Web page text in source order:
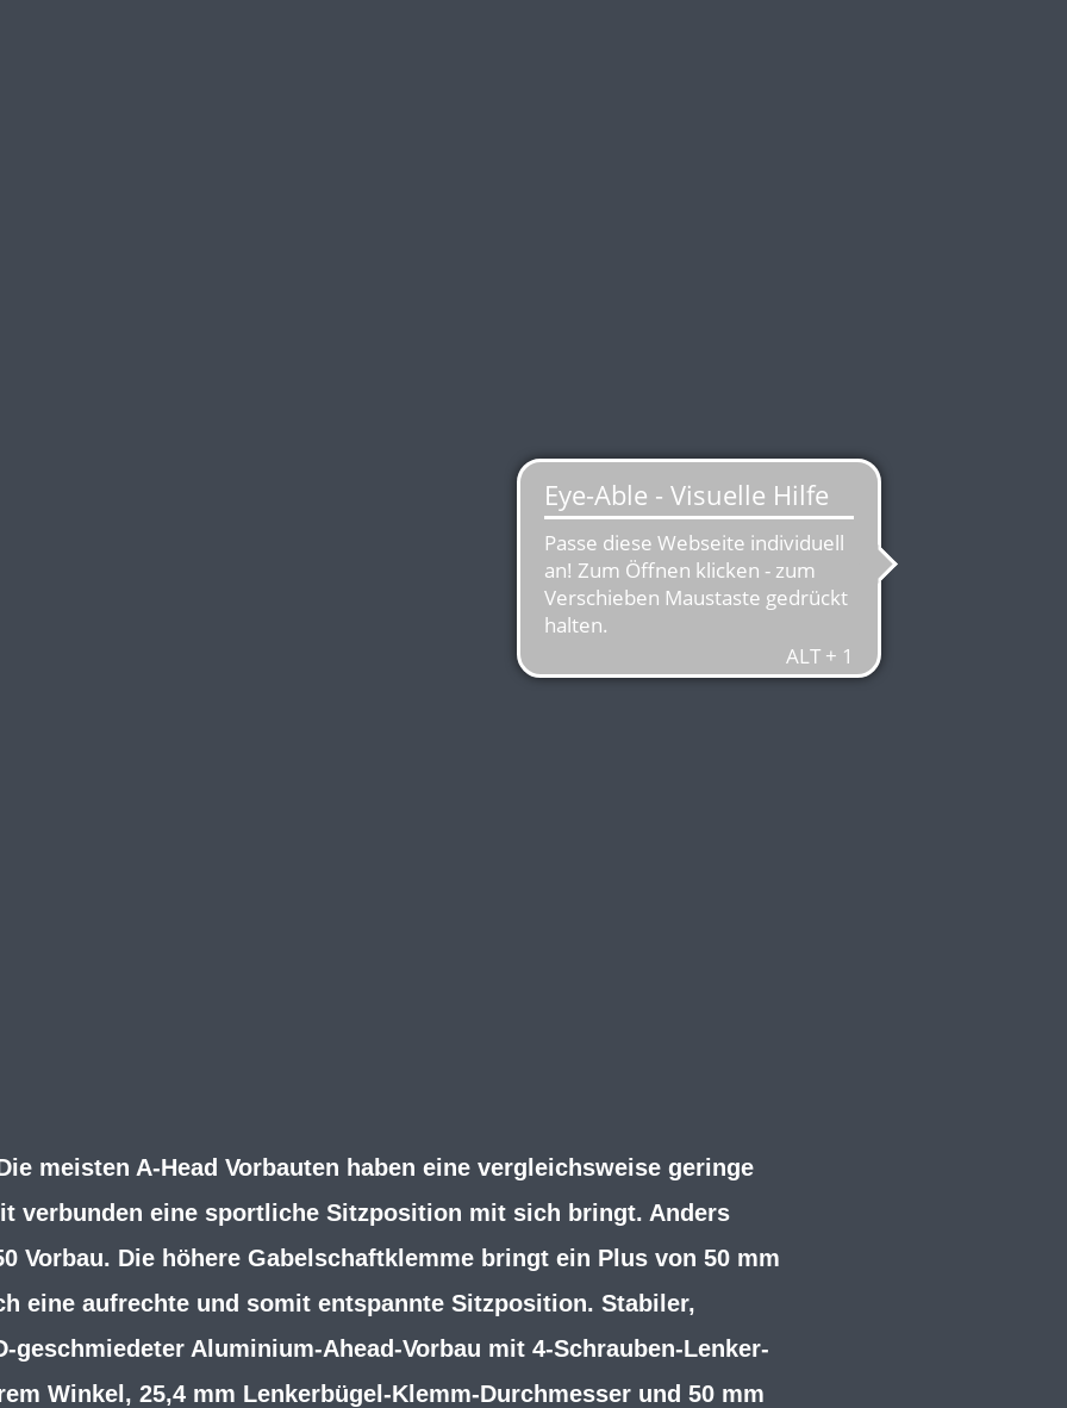
meisten A-Head Vorbauten haben eine vergleichsweise geringe
verbunden eine sportliche Sitzposition mit sich bringt. Anders
Vorbau. Die höhere Gabelschaftklemme bringt ein Plus von 50 mm
eine aufrechte und somit entspannte Sitzposition. Stabiler,
geschmiedeter Aluminium-Ahead-Vorbau mit 4-Schrauben-Lenker-
Winkel, 25,4 mm Lenkerbügel-Klemm-Durchmesser und 50 mm